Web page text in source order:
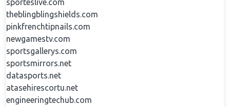
sporteslive.com
theblingblingshields.com
pinkfrenchtipnails.com
newgamestv.com
sportsgallerys.com
sportsmirrors.net
datasports.net
atasehirescortu.net
engineeringtechub.com